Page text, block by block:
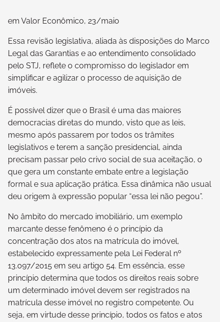
em Valor Econômico, 23/maio
Essa revisão legislativa, aliada às disposições do Marco
Legal das Garantias e ao entendimento consolidado
pelo STJ, reflete o compromisso do legislador em
simplificar e agilizar o processo de aquisição de
imóveis.
É possível dizer que o Brasil é uma das maiores
democracias diretas do mundo, visto que as leis,
mesmo após passarem por todos os trâmites
legislativos e terem a sanção presidencial, ainda
precisam passar pelo crivo social de sua aceitação, o
que gera um constante embate entre a legislação
formal e sua aplicação prática. Essa dinâmica não usual
deu origem à expressão popular “essa lei não pegou”.
No âmbito do mercado imobiliário, um exemplo
marcante desse fenômeno é o princípio da
concentração dos atos na matrícula do imóvel,
estabelecido expressamente pela Lei Federal nº
13.097/2015 em seu artigo 54. Em essência, esse
princípio determina que todos os direitos reais sobre
um determinado imóvel devem ser registrados na
matrícula desse imóvel no registro competente. Ou
seja, em virtude desse princípio, todos os fatos e atos